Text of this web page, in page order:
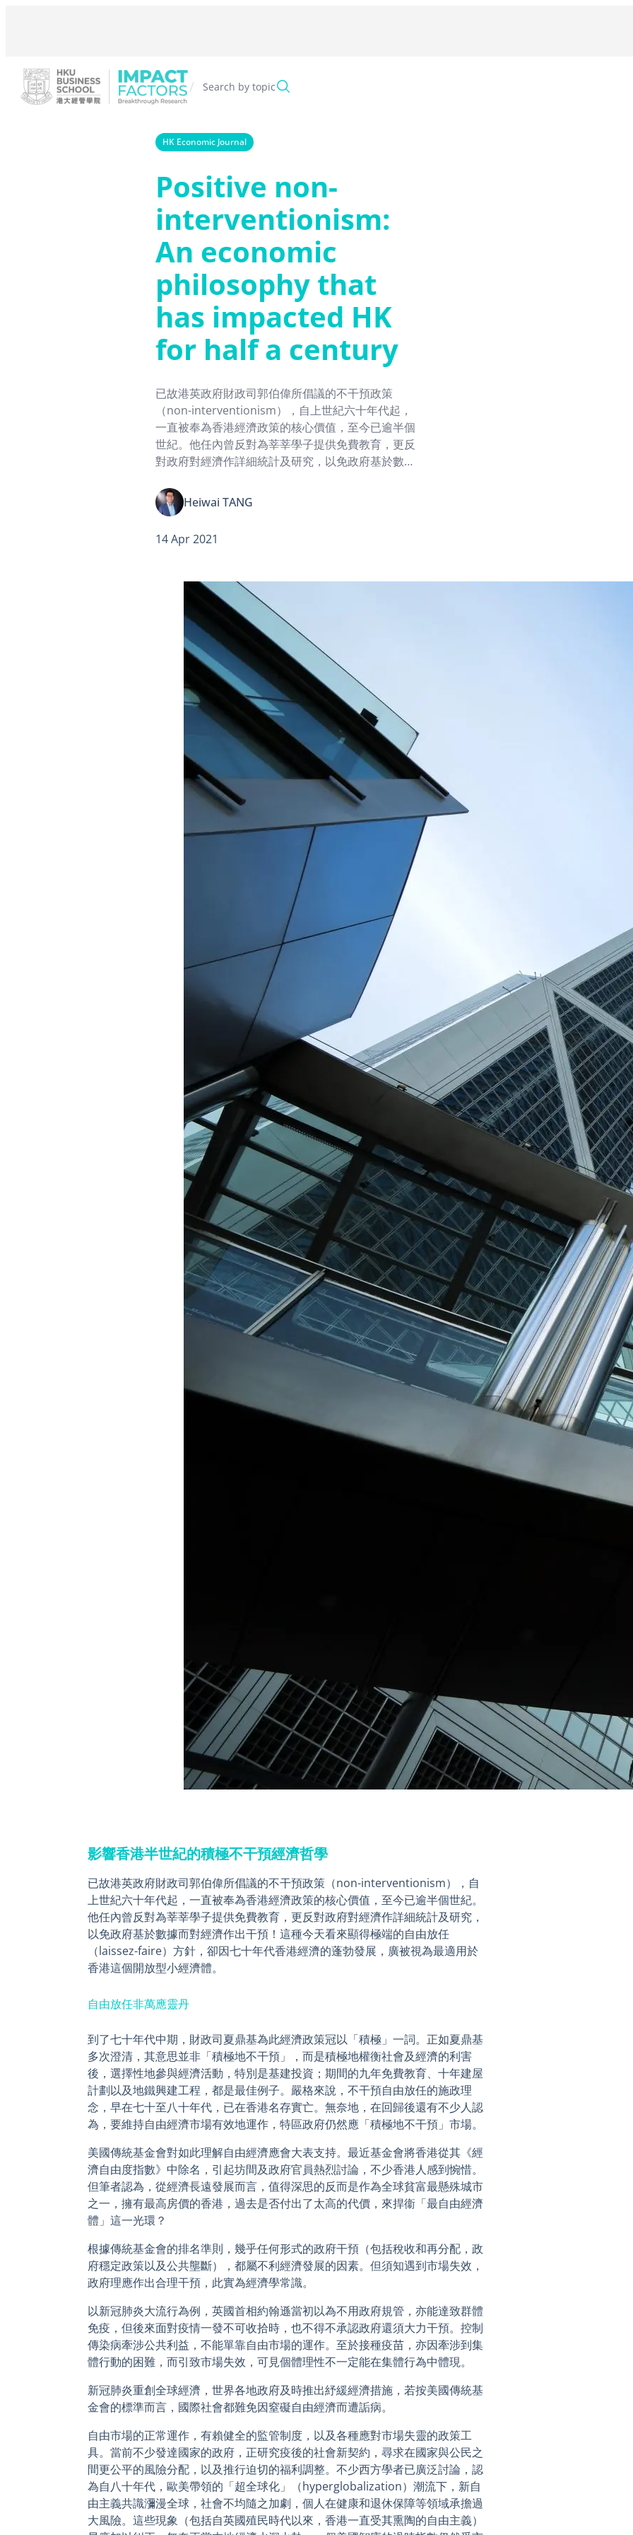
/ Search by topic
HK Economic Journal
Positive non-
interventionism:
An economic
philosophy that
has impacted HK
for half a century
已故港英政府財政司郭伯偉所倡議的不干預政策
（non-interventionism），自上世紀六十年代起，
一直被奉為香港經濟政策的核心價值，至今已逾半個
世紀。他任內曾反對為莘莘學子提供免費教育，更反
對政府對經濟作詳細統計及研究，以免政府基於數據
任（laissez-faire）方針，卻因七十年代香港經濟的
蓬勃發展，廣被視為最適用於香港這個開放型小經濟
Heiwai TANG
14 Apr 2021
影響香港半世紀的積極不干預經濟哲學
已故港英政府財政司郭伯偉所倡議的不干預政策（non-interventionism），自
上世紀六十年代起，一直被奉為香港經濟政策的核心價值，至今已逾半個世紀。
他任內曾反對為莘莘學子提供免費教育，更反對政府對經濟作詳細統計及研究，
以免政府基於數據而對經濟作出干預！這種今天看來顯得極端的自由放任
（laissez-faire）方針，卻因七十年代香港經濟的蓬勃發展，廣被視為最適用於
香港這個開放型小經濟體。
自由放任非萬應靈丹
到了七十年代中期，財政司夏鼎基為此經濟政策冠以「積極」一詞。正如夏鼎基
多次澄清，其意思並非「積極地不干預」，而是積極地權衡社會及經濟的利害
後，選擇性地參與經濟活動，特別是基建投資；期間的九年免費教育、十年建屋
計劃以及地鐵興建工程，都是最佳例子。嚴格來說，不干預自由放任的施政理
念，早在七十至八十年代，已在香港名存實亡。無奈地，在回歸後還有不少人認
為，要維持自由經濟市場有效地運作，特區政府仍然應「積極地不干預」市場。
美國傳統基金會對如此理解自由經濟應會大表支持。最近基金會將香港從其《經
濟自由度指數》中除名，引起坊間及政府官員熱烈討論，不少香港人感到惋惜。
但筆者認為，從經濟長遠發展而言，值得深思的反而是作為全球貧富最懸殊城市
之一，擁有最高房價的香港，過去是否付出了太高的代價，來捍衞「最自由經濟
體」這一光環？
根據傳統基金會的排名準則，幾乎任何形式的政府干預（包括稅收和再分配，政
府穩定政策以及公共壟斷），都屬不利經濟發展的因素。但須知遇到市場失效，
政府理應作出合理干預，此實為經濟學常識。
以新冠肺炎大流行為例，英國首相約翰遜當初以為不用政府規管，亦能達致群體
免疫，但後來面對疫情一發不可收拾時，也不得不承認政府還須大力干預。控制
傳染病牽涉公共利益，不能單靠自由市場的運作。至於接種疫苗，亦因牽涉到集
體行動的困難，而引致市場失效，可見個體理性不一定能在集體行為中體現。
新冠肺炎重創全球經濟，世界各地政府及時推出紓緩經濟措施，若按美國傳統基
金會的標準而言，國際社會都難免因窒礙自由經濟而遭詬病。
自由市場的正常運作，有賴健全的監管制度，以及各種應對市場失靈的政策工
具。當前不少發達國家的政府，正研究疫後的社會新契約，尋求在國家與公民之
間更公平的風險分配，以及推行迫切的福利調整。不少西方學者已廣泛討論，認
為自八十年代，歐美帶領的「超全球化」（hyperglobalization）潮流下，新自
由主義共識瀰漫全球，社會不均隨之加劇，個人在健康和退休保障等領域承擔過
大風險。這些現象（包括自英國殖民時代以來，香港一直受其熏陶的自由主義）